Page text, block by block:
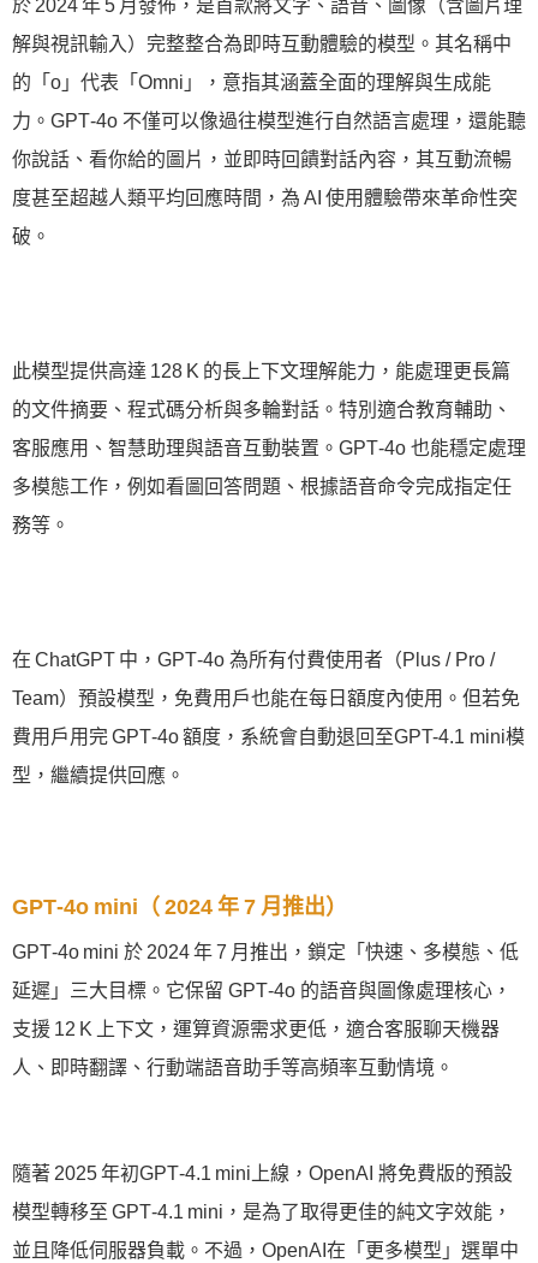
於 2024 年 5 月發佈，是首款將文字、語音、圖像（含圖片理
解與視訊輸入）完整整合為即時互動體驗的模型。其名稱中
的「o」代表「Omni」，意指其涵蓋全面的理解與生成能
力。GPT‑4o 不僅可以像過往模型進行自然語言處理，還能聽
你說話、看你給的圖片，並即時回饋對話內容，其互動流暢
度甚至超越人類平均回應時間，為 AI 使用體驗帶來革命性突
破。
此模型提供高達 128 K 的長上下文理解能力，能處理更長篇
的文件摘要、程式碼分析與多輪對話。特別適合教育輔助、
客服應用、智慧助理與語音互動裝置。GPT‑4o 也能穩定處理
多模態工作，例如看圖回答問題、根據語音命令完成指定任
務等。
在 ChatGPT 中，GPT‑4o 為所有付費使用者（Plus / Pro /
Team）預設模型，免費用戶也能在每日額度內使用。但若免
費用戶用完 GPT‑4o 額度，系統會自動退回至GPT-4.1 mini模
型，繼續提供回應。
GPT‑4o mini（ 2024 年 7 月推出）
GPT‑4o mini 於 2024 年 7 月推出，鎖定「快速、多模態、低
延遲」三大目標。它保留 GPT‑4o 的語音與圖像處理核心，
支援 12 K 上下文，運算資源需求更低，適合客服聊天機器
人、即時翻譯、行動端語音助手等高頻率互動情境。
隨著 2025 年初GPT‑4.1 mini上線，OpenAI 將免費版的預設
模型轉移至 GPT‑4.1 mini，是為了取得更佳的純文字效能，
並且降低伺服器負載。不過，OpenAI在「更多模型」選單中